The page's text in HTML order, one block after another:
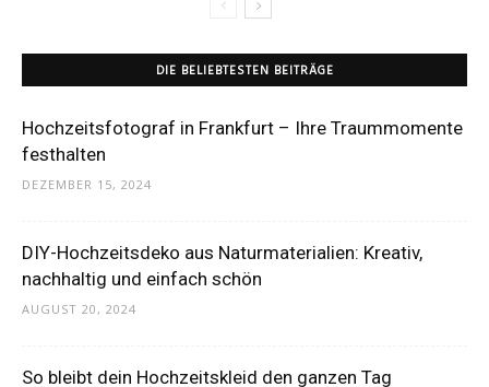
DIE BELIEBTESTEN BEITRÄGE
Hochzeitsfotograf in Frankfurt – Ihre Traummomente
festhalten
DEZEMBER 15, 2024
DIY-Hochzeitsdeko aus Naturmaterialien: Kreativ,
nachhaltig und einfach schön
AUGUST 20, 2024
So bleibt dein Hochzeitskleid den ganzen Tag